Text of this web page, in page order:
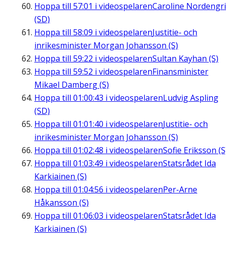
Hoppa till 57:01 i videospelarenCaroline
(SD)
Hoppa till 58:09 i videospelarenJustitie- och
inrikesminister Morgan Johansson (S)
Hoppa till 59:22 i videospelarenSultan Kayhan (S)
Hoppa till 59:52 i videospelarenFinansminister
Mikael Damberg (S)
Hoppa till 01:00:43 i videospelarenLudvig Aspling
(SD)
Hoppa till 01:01:40 i videospelarenJustitie- och
inrikesminister Morgan Johansson (S)
Hoppa till 01:02:48 i videospelarenSofie Eriksson
Hoppa till 01:03:49 i videospelarenStatsrådet Ida
Karkiainen (S)
Hoppa till 01:04:56 i videospelarenPer-Arne
Håkansson (S)
Hoppa till 01:06:03 i videospelarenStatsrådet Ida
Karkiainen (S)